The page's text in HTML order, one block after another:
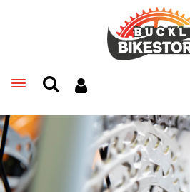
Toggle navigation